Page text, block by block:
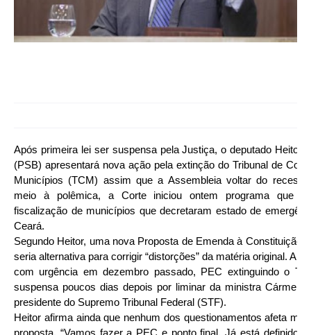
Após primeira lei ser suspensa pela Justiça, o deputado Heitor
(PSB) apresentará nova ação pela extinção do Tribunal de
Municípios (TCM) assim que a Assembleia voltar do
meio à polêmica, a Corte iniciou ontem programa que
fiscalização de municípios que decretaram estado de
Ceará.
Segundo Heitor, uma nova Proposta de Emenda à Constituição
seria alternativa para corrigir “distorções” da matéria original.
com urgência em dezembro passado, PEC extinguindo o
suspensa poucos dias depois por liminar da ministra Cármen
presidente do Supremo Tribunal Federal (STF).
Heitor afirma ainda que nenhum dos questionamentos afeta